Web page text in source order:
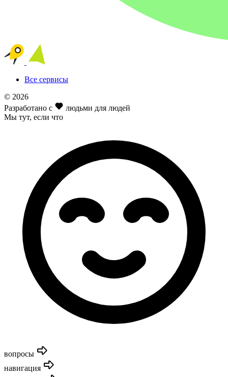
Все сервисы
© 2026
Разработано с
людьми для людей
Мы тут, если что
вопросы
навигация